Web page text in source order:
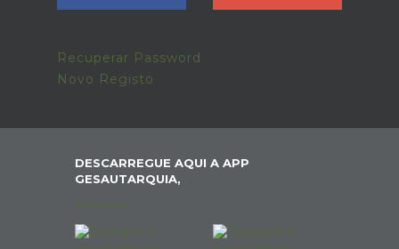
Recuperar Password
Novo Registo
DESCARREGUE AQUI A APP
GESAUTARQUIA,